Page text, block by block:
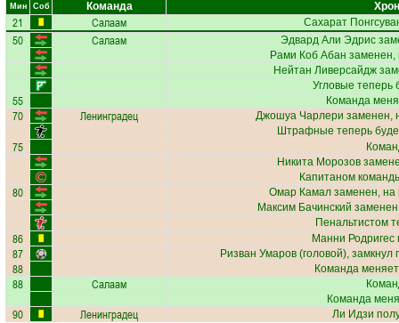
Мин Соб Команда
21 Салаам Сахарат
50 Салаам Эдвард Али Эдрис
Рами Коб Абан заменен,
Нейтан Ливерсайдж
Угловые теперь
55 Команда
70 Ленинградец Джошуа Чарлери заменен,
Штрафные теперь
75
Никита Морозов
Капитаном
80 Омар Камал заменен,
Максим Бачинский
Пенальтистом
86 Манни Родригес
87 Ризван Умаров (головой),
88 Команда
88 Салаам
Команда
90 Ленинградец Ли Идзи